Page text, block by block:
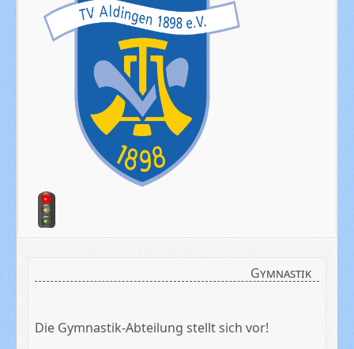
Gymnastik
Die Gymnastik-Abteilung stellt sich vor!